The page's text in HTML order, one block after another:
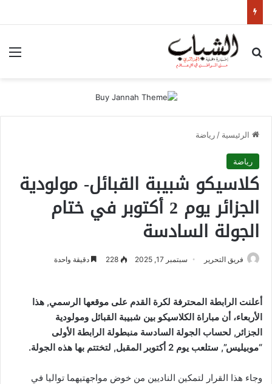
بحث عن
الرئيسية / رياضة
رياضة
كلاسيكو شبيبة القبائل- مولودية
الجزائر يوم 2 أكتوبر في ختام
الجولة السادسة
فريق التحرير سبتمبر 17, 2025 228 دقيقة واحدة
أعلنت الرابطة المحترفة لكرة القدم على موقعها الرسمي, هذا
الأربعاء، أن مباراة الكلاسيكو بين شبيبة القبائل ومولودية
الجزائر, لحساب الجولة السادسة منبطولة الرابطة الأولى
“موبيليس”, ستلعب يوم 2 أكتوبر المقبل, لتختتم بها هذه الجولة.
وجاء هذا القرار لتمكين الناديين من خوض مواجهتيهما تواليا في